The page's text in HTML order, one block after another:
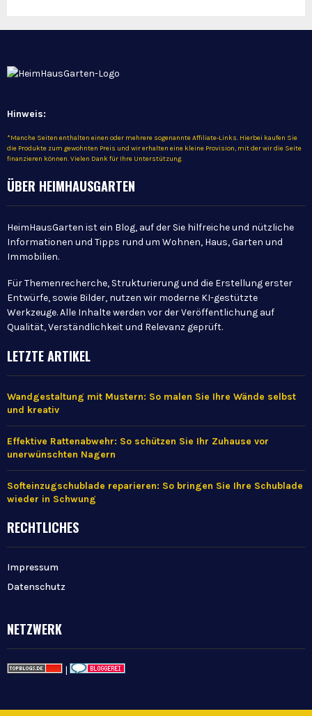
Hinweis:
*Manche Seiten enthalten einen oder mehrere sogenannte Affiliate-Links. Hierbei kaufen Sie
die Produkte zum gewohnten Preis und wir erhalten eine kleine Provision, mit der wir die Seite
finanzieren können. Vielen Dank für Ihre Unterstützung.
ÜBER HEIMHAUSGARTEN
HeimHausGarten ist ein Blog, auf der Sie hilfreiche und nützliche
Informationen und Tipps rund um Wohnen, Haus, Garten und
Immobilien.
Für Themenrecherche, Strukturierung und die Erstellung erster
Entwürfe, sowie Bilder, nutzen wir moderne KI-gestützte
Werkzeuge. Alle Inhalte werden vor der Veröffentlichung auf
Qualität, Verständlichkeit und Relevanz geprüft.
LETZTE ARTIKEL
Wandgestaltung mit Mustern: So malen Sie Ihre Wände selbst
und kreativ
Effektive Rattenabwehr: So schützen Sie Ihr Zuhause vor
unerwünschten Nagern
Softeinzugschublade reparieren: So bringen Sie Ihre Schublade
wieder in Schwung
RECHTLICHES
Impressum
Datenschutz
NETZWERK
|